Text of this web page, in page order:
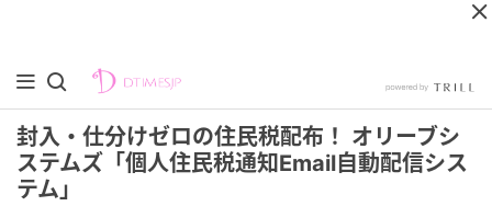
封入・仕分けゼロの住民税配布！ オリーブシ
ステムズ「個人住民税通知Email自動配信シス
テム」